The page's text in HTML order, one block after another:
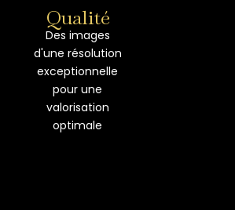
Qualité
Des images
d'une résolution
exceptionnelle
pour une
valorisation
optimale